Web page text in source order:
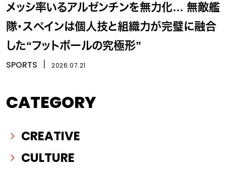
メッシ率いるアルゼンチンを無力化… 無敵艦
隊・スペインは個人技と組織力が完璧に融合
した“フットボールの究極形”
SPORTS 2026.07.21
CATEGORY
CREATIVE
CULTURE